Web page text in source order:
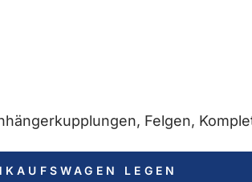
Felgen,
LEGEN